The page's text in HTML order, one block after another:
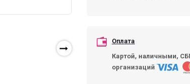
Оплата
Картой, наличными,
организаций